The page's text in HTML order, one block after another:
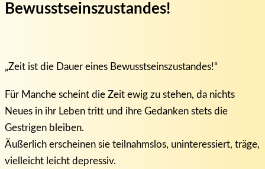
Bewusstseinszustandes!
„Zeit ist die Dauer eines Bewusstseinszustandes!“
Für Manche scheint die Zeit ewig zu stehen, da nichts
Neues in ihr Leben tritt und ihre Gedanken stets die
Gestrigen bleiben.
Äußerlich erscheinen sie teilnahmslos, uninteressiert, träge,
vielleicht leicht depressiv.